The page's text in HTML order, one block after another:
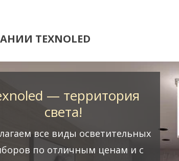
TEXNOLED
— территория
света!
все виды осветительных
по отличным ценам и с